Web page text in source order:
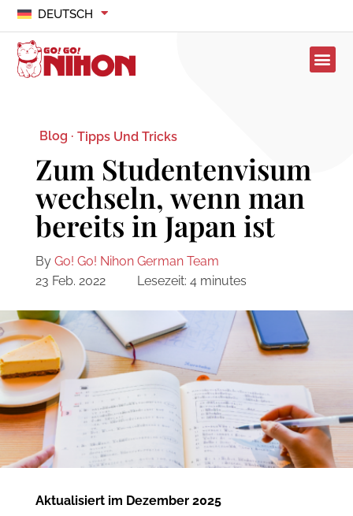
DEUTSCH
Blog · Tipps Und Tricks
Zum Studentenvisum
wechseln, wenn man
bereits in Japan ist
By Go! Go! Nihon German Team
23 Feb. 2022
Lesezeit: 4 minutes
Aktualisiert im Dezember 2025